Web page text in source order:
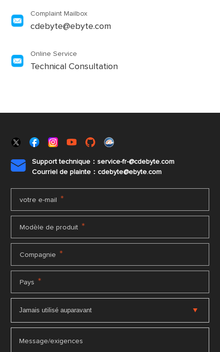
Complaint Mailbox
cdebyte@ebyte.com
Online Service
Technical Consultation

Support technique：service-fr-@cdebyte.com
Courriel de plainte：cdebyte@ebyte.com
votre e-mail *
Modèle de produit *
Compagnie *
Pays *
Message/exigences